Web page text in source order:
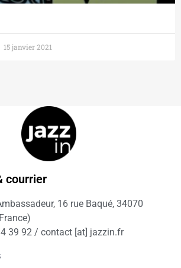
15 janvier 2021
courrier
16 rue Baqué, 34070
39 92 / contact [at] jazzin.fr